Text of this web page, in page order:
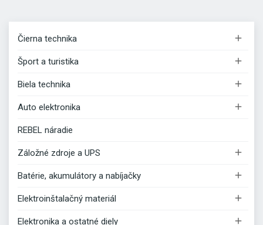
Čierna technika 
Šport a turistika 
Biela technika 
Auto elektronika 
REBEL náradie
Záložné zdroje a UPS 
Batérie, akumulátory a nabíjačky 
Elektroinštalačný materiál 
Elektronika a ostatné diely 